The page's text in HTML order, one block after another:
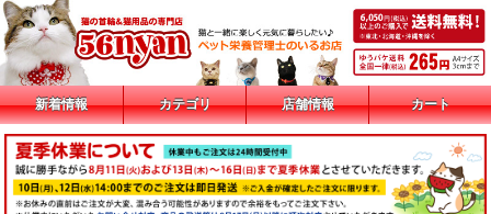
新着情報 カテゴリ 店舗情報 カート